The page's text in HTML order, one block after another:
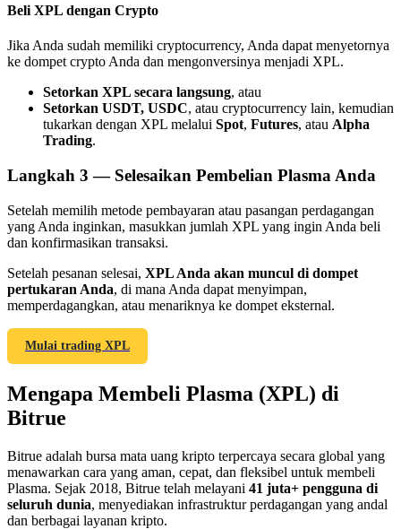
Afiliasi Bitrue
Undang teman untuk mendapatkan imbalan tunai
BTC Welcome Rewards
Beli XPL dengan Crypto
Jika Anda sudah memiliki cryptocurrency, Anda dapat menyetornya
ke dompet crypto Anda dan mengonversinya menjadi XPL.
Setorkan XPL secara langsung, atau
Setorkan USDT, USDC, atau cryptocurrency lain, kemudian
tukarkan dengan XPL melalui Spot, Futures, atau Alpha
Trading.
Langkah 3 — Selesaikan Pembelian Plasma Anda
Setelah memilih metode pembayaran atau pasangan perdagangan
yang Anda inginkan, masukkan jumlah XPL yang ingin Anda beli
dan konfirmasikan transaksi.
Setelah pesanan selesai, XPL Anda akan muncul di dompet
pertukaran Anda, di mana Anda dapat menyimpan,
memperdagangkan, atau menariknya ke dompet eksternal.
Mulai trading XPL
Mengapa Membeli Plasma (XPL) di
Bitrue
Bitrue adalah bursa mata uang kripto terpercaya secara global yang
menawarkan cara yang aman, cepat, dan fleksibel untuk membeli
Plasma. Sejak 2018, Bitrue telah melayani 41 juta+ pengguna di
seluruh dunia, menyediakan infrastruktur perdagangan yang andal
dan berbagai layanan kripto.